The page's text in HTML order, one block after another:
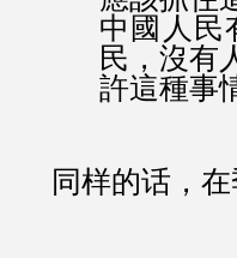
中國人民
民，沒有
許這種事
同样的话，